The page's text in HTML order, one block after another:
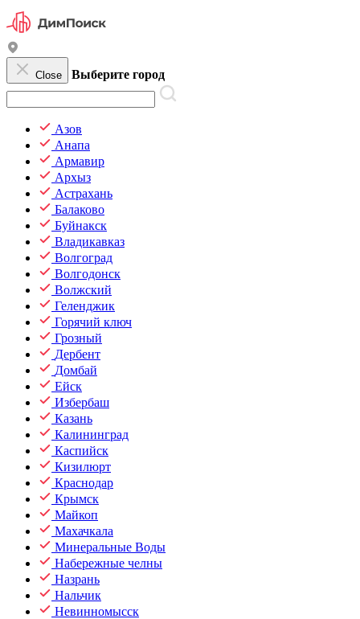
Close Выберите город
Азов
Анапа
Армавир
Архыз
Астрахань
Балаково
Буйнакск
Владикавказ
Волгоград
Волгодонск
Волжский
Геленджик
Горячий ключ
Грозный
Дербент
Домбай
Ейск
Избербаш
Казань
Калининград
Каспийск
Кизилюрт
Краснодар
Крымск
Майкоп
Махачкала
Минеральные Воды
Набережные челны
Назрань
Нальчик
Невинномысск